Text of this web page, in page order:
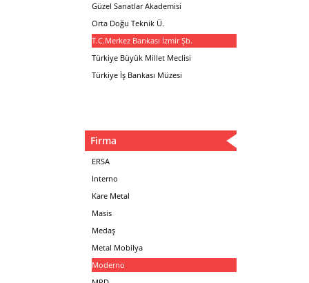
Güzel Sanatlar Akademisi
Orta Doğu Teknik Ü.
T.C.Merkez Bankası İzmir Şb.
Türkiye Büyük Millet Meclisi
Türkiye İş Bankası Müzesi
Firma
ERSA
Interno
Kare Metal
Masis
Medaş
Metal Mobilya
Moderno